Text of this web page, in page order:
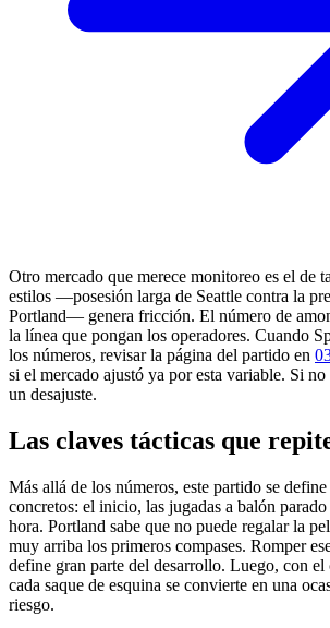
Otro mercado que merece monitoreo es el de
estilos —posesión larga de Seattle contra la
Portland— genera fricción. El número de
la línea que pongan los operadores. Cuando
los números, revisar la página del partido en
si el mercado ajustó ya por esta variable. Si
un desajuste.
Las claves tácticas que
Más allá de los números, este partido se
concretos: el inicio, las jugadas a balón
hora. Portland sabe que no puede regalar la
muy arriba los primeros compases. Romper
define gran parte del desarrollo. Luego, con el
cada saque de esquina se convierte en una
riesgo.